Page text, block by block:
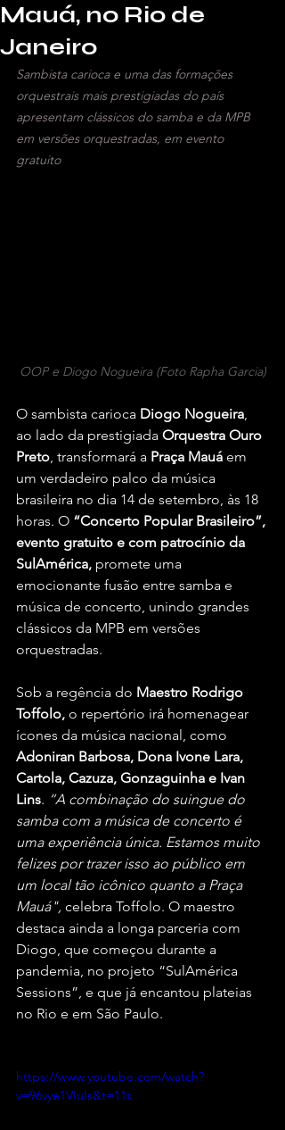
Mauá, no Rio de
Janeiro
Sambista carioca e uma das formações
orquestrais mais prestigiadas do país
apresentam clássicos do samba e da MPB
em versões orquestradas, em evento
gratuito
OOP e Diogo Nogueira (Foto Rapha Garcia)
O sambista carioca Diogo Nogueira,
ao lado da prestigiada Orquestra Ouro
Preto, transformará a Praça Mauá em
um verdadeiro palco da música
brasileira no dia 14 de setembro, às 18
horas. O “Concerto Popular Brasileiro”,
evento gratuito e com patrocínio da
SulAmérica, promete uma
emocionante fusão entre samba e
música de concerto, unindo grandes
clássicos da MPB em versões
orquestradas.
Sob a regência do Maestro Rodrigo
Toffolo, o repertório irá homenagear
ícones da música nacional, como
Adoniran Barbosa, Dona Ivone Lara,
Cartola, Cazuza, Gonzaguinha e Ivan
Lins. “A combinação do suingue do
samba com a música de concerto é
uma experiência única. Estamos muito
felizes por trazer isso ao público em
um local tão icônico quanto a Praça
Mauá", celebra Toffolo. O maestro
destaca ainda a longa parceria com
Diogo, que começou durante a
pandemia, no projeto “SulAmérica
Sessions”, e que já encantou plateias
no Rio e em São Paulo.
https://www.youtube.com/watch?
v=96vye1VIuIs&t=11s